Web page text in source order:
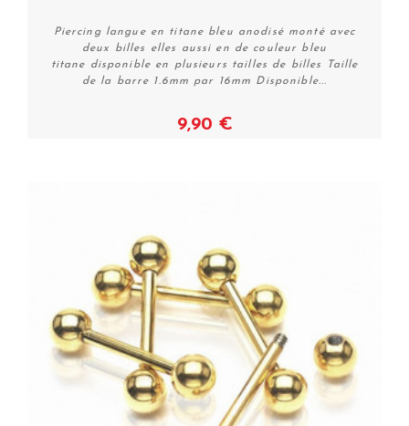
Voir
Piercing langue en titane bleu anodisé monté avec
deux billes elles aussi en de couleur bleu
titane disponible en plusieurs tailles de billes Taille
de la barre 1.6mm par 16mm Disponible...
9,90 €